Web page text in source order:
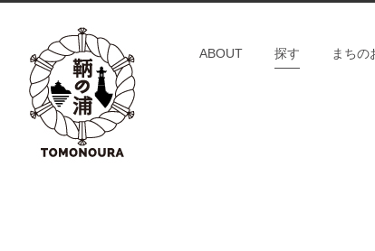
ABOUT 探す まちの